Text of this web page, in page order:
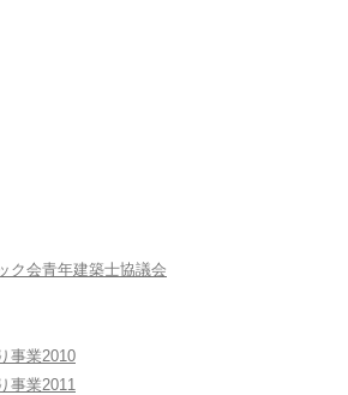
ク会青年建築士協議会
事業2010
事業2011